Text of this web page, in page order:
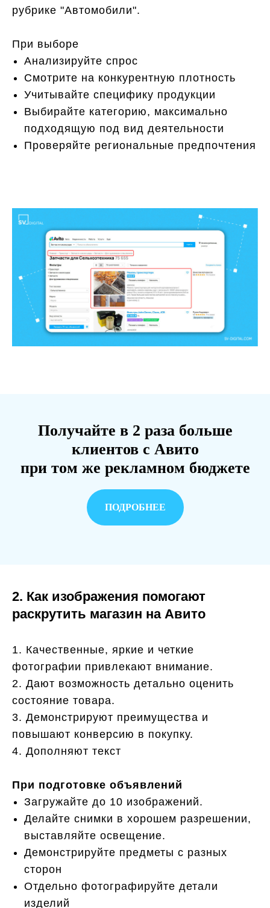
рубрике "Автомобили".
При выборе
Анализируйте спрос
Смотрите на конкурентную плотность
Учитывайте специфику продукции
Выбирайте категорию, максимально
подходящую под вид деятельности
Проверяйте региональные предпочтения
Получайте в 2 раза больше
клиентов с Авито
при том же рекламном бюджете
ПОДРОБНЕЕ
2. Как изображения помогают
раскрутить магазин на Авито
1. Качественные, яркие и четкие
фотографии привлекают внимание.
2. Дают возможность детально оценить
состояние товара.
3. Демонстрируют преимущества и
повышают конверсию в покупку.
4. Дополняют текст
При подготовке объявлений
Загружайте до 10 изображений.
Делайте снимки в хорошем разрешении,
выставляйте освещение.
Демонстрируйте предметы с разных
сторон
Отдельно фотографируйте детали
изделий